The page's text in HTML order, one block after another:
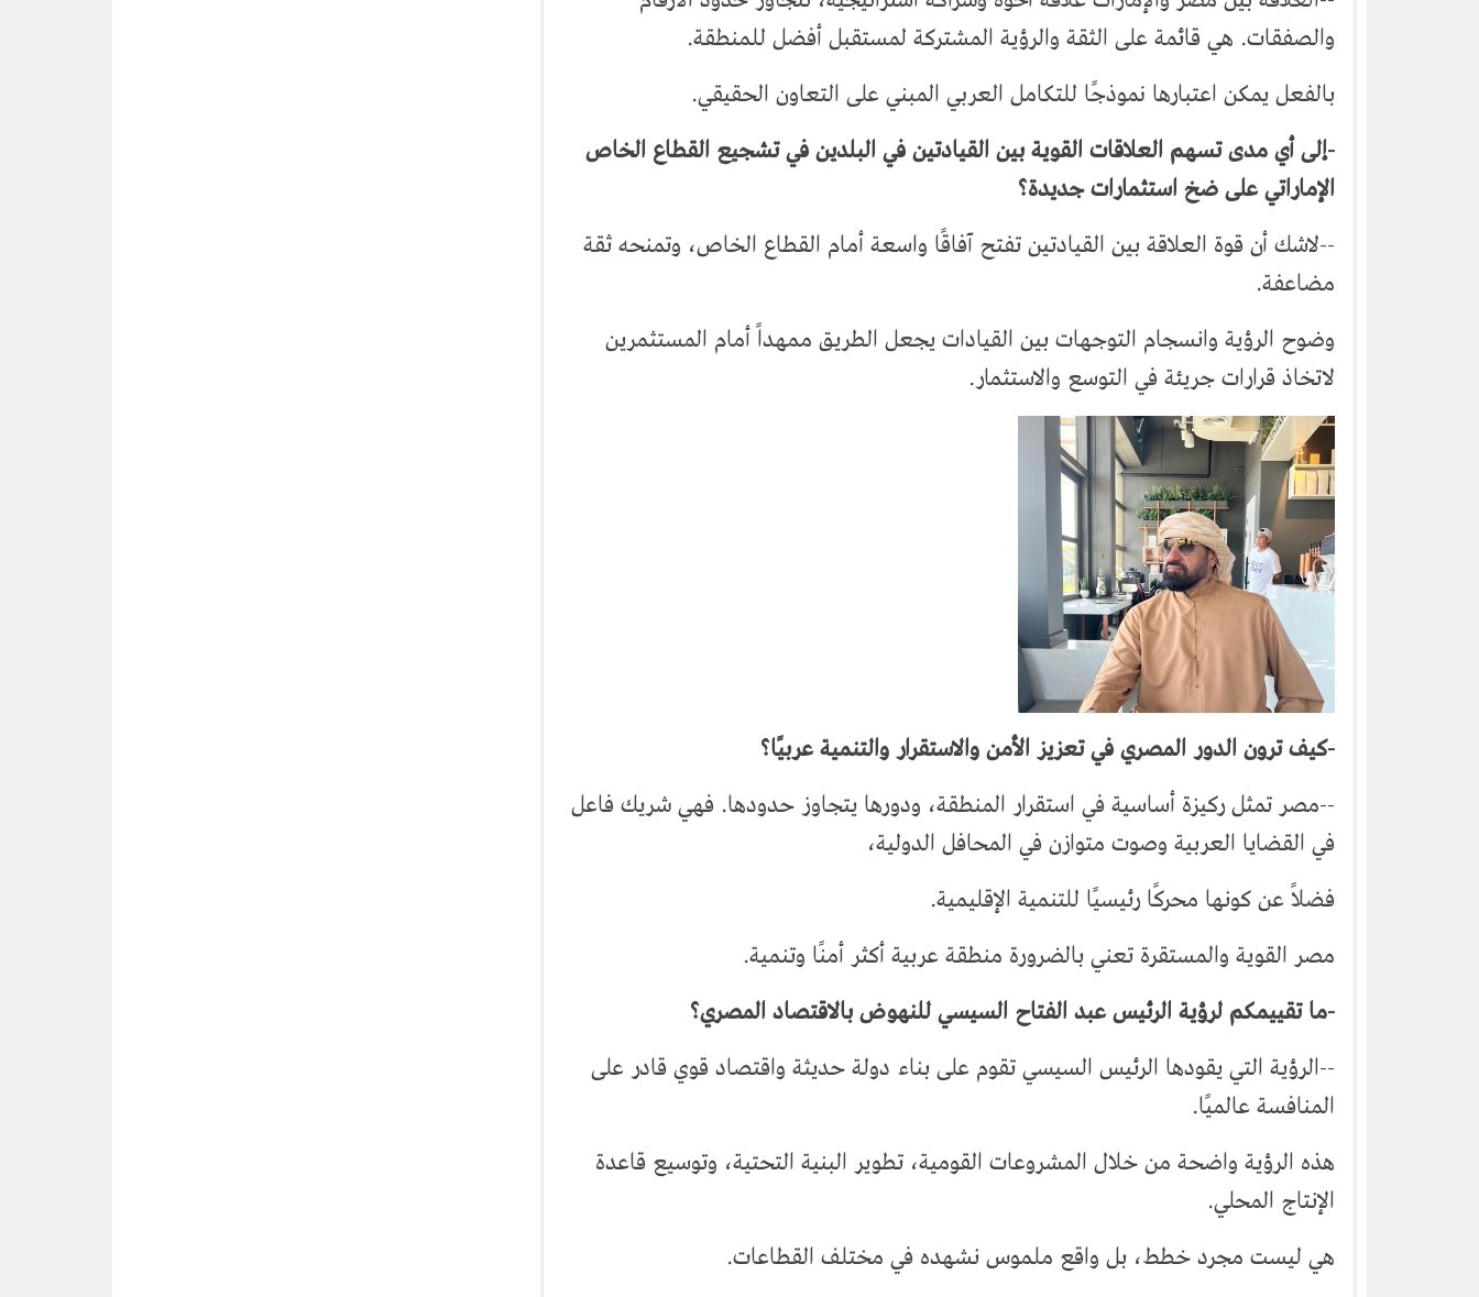
والصفقات. هي قائمة على الثقة والرؤية المشتركة لمستقبل أفضل للمنطقة.
بالفعل يمكن اعتبارها نموذجًا للتكامل العربي المبني على التعاون الحقيقي.
-إلى أي مدى تسهم العلاقات القوية بين القيادتين في البلدين في تشجيع القطاع الخاص
الإماراتي على ضخ استثمارات جديدة؟
--لاشك أن قوة العلاقة بين القيادتين تفتح آفاقًا واسعة أمام القطاع الخاص، وتمنحه ثقة
مضاعفة.
وضوح الرؤية وانسجام التوجهات بين القيادات يجعل الطريق ممهداً أمام المستثمرين
لاتخاذ قرارات جريئة في التوسع والاستثمار.
-كيف ترون الدور المصري في تعزيز الأمن والاستقرار والتنمية عربيًا؟
--مصر تمثل ركيزة أساسية في استقرار المنطقة، ودورها يتجاوز حدودها. فهي شريك فاعل
في القضايا العربية وصوت متوازن في المحافل الدولية،
فضلاً عن كونها محركًا رئيسيًا للتنمية الإقليمية.
مصر القوية والمستقرة تعني بالضرورة منطقة عربية أكثر أمنًا وتنمية.
-ما تقييمكم لرؤية الرئيس عبد الفتاح السيسي للنهوض بالاقتصاد المصري؟
--الرؤية التي يقودها الرئيس السيسي تقوم على بناء دولة حديثة واقتصاد قوي قادر على
المنافسة عالميًا.
هذه الرؤية واضحة من خلال المشروعات القومية، تطوير البنية التحتية، وتوسيع قاعدة
الإنتاج المحلي.
هي ليست مجرد خطط، بل واقع ملموس نشهده في مختلف القطاعات.